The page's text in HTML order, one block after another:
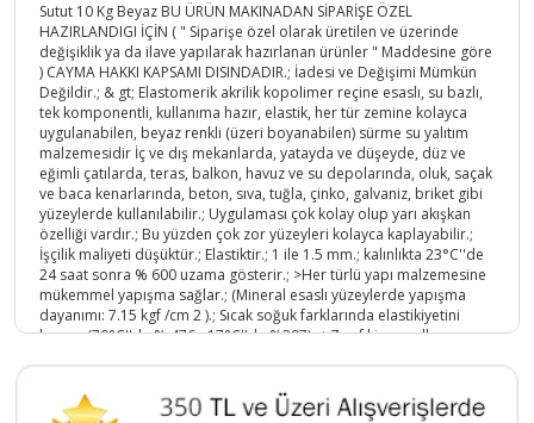
Sutut 10 Kg Beyaz BU ÜRÜN MAKINADAN SİPARİŞE ÖZEL
HAZIRLANDIGI İÇİN ( " Siparişe özel olarak üretilen ve üzerinde
değişiklik ya da ilave yapılarak hazırlanan ürünler " Maddesine göre
) CAYMA HAKKI KAPSAMI DISINDADIR.; İadesi ve Değişimi Mümkün
Değildir.; & gt; Elastomerik akrilik kopolimer reçine esaslı, su bazlı,
tek komponentli, kullanıma hazır, elastik, her tür zemine kolayca
uygulanabilen, beyaz renkli (üzeri boyanabilen) sürme su yalıtım
malzemesidir İç ve dış mekanlarda, yatayda ve düşeyde, düz ve
eğimli çatılarda, teras, balkon, havuz ve su depolarında, oluk, saçak
ve baca kenarlarında, beton, sıva, tuğla, çinko, galvaniz, briket gibi
yüzeylerde kullanılabilir.; Uygulaması çok kolay olup yarı akışkan
özelliği vardır.; Bu yüzden çok zor yüzeyleri kolayca kaplayabilir.;
İşçilik maliyeti düşüktür.; Elastiktir.; 1 ile 1.5 mm.; kalınlıkta 23°C''de
24 saat sonra % 600 uzama gösterir.; >Her türlü yapı malzemesine
mükemmel yapışma sağlar.; (Mineral esaslı yüzeylerde yapışma
dayanımı: 7.15 kgf /cm 2 ).; Sıcak soğuk farklarında elastikiyetini
korur.; (70°C''de % 476, -17°C''de %397).; >Zayıf kimyasallara
Çekme mukavemeti; 24 saat sonra 23°C''de 24.5 kgf / cm 2 , 72 saat
sonra 55 kgf / cm 2 dir.; Dekoratiftir.; Beyaz üretildiği gibi, ARS